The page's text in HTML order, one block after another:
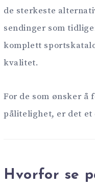
de sterkeste
sendinger som
komplett
kvalitet.
For de som ønsker å
pålitelighet, er det
Hvorfor se